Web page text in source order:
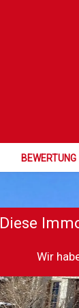
BEWERTUNG
Diese
Wir